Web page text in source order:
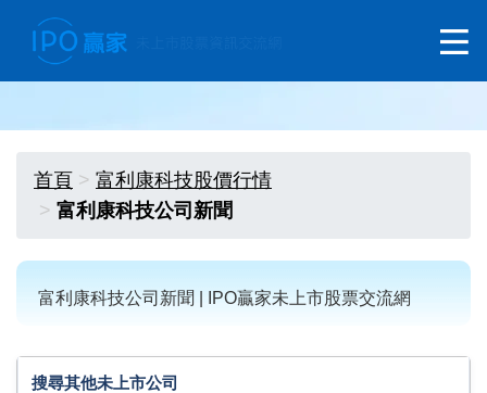
首頁
富利康科技股價行情
富利康科技公司新聞
富利康科技公司新聞 | IPO贏家未上市股票交流網
搜尋其他未上市公司
搜尋其他未上市公司